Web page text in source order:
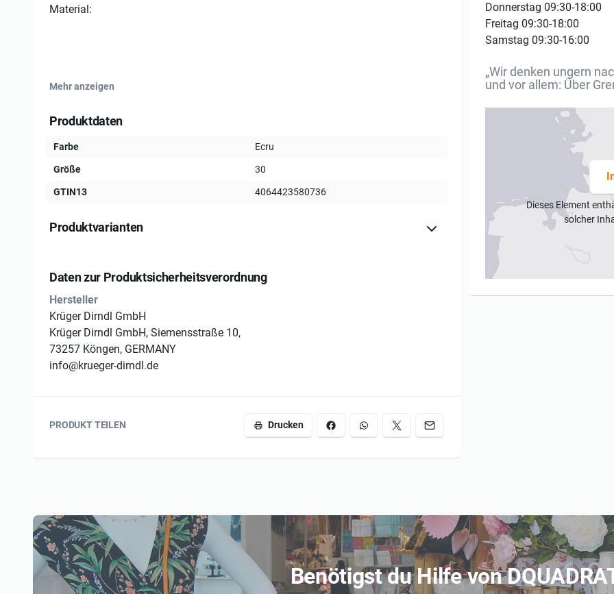
Material:
*36 % Polyamid
*33 % Baumwolle
*20 % Viskose
Pflegedetails:
*Pflegedetails
*nicht bleichen
*mit ähnlichen Farben waschen
Mehr anzeigen
Produktdaten
Farbe Ecru
Größe 30
GTIN13 4064423580736
Produktvarianten
Daten zur Produktsicherheitsverordnung
Hersteller
Krüger Dirndl GmbH
Krüger Dirndl GmbH, Siemensstraße 10,
73257 Köngen, GERMANY
info@krueger-dirndl.de
PRODUKT TEILEN Drucken
Donnerstag 09:30-18:00
Freitag 09:30-18:00
Samstag 09:30-16:00
„Wir denken ungern
und vor allem: Über
Dieses Element
solcher
Benötigst du Hilfe von